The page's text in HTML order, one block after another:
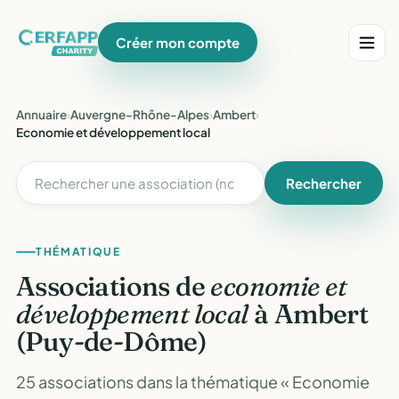
Créer mon compte
Annuaire›Auvergne-Rhône-Alpes›Ambert›
Economie et développement local
Rechercher
THÉMATIQUE
Associations deeconomie et
développement localà Ambert
(Puy-de-Dôme)
25 associations dans la thématique « Economie